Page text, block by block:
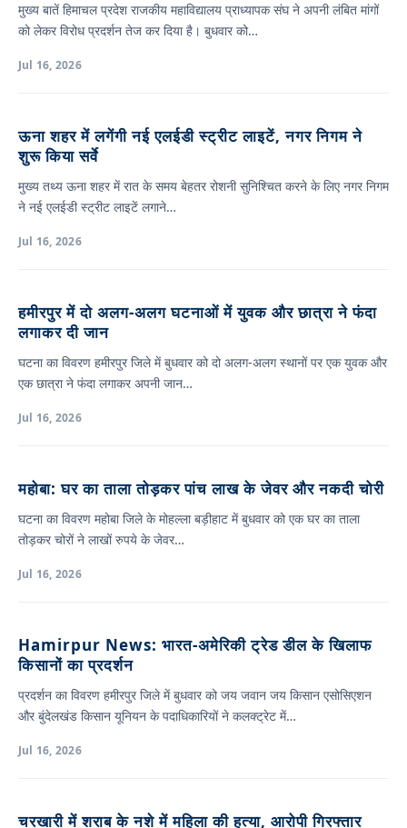
मुख्य बातें हिमाचल प्रदेश राजकीय महाविद्यालय प्राध्यापक संघ ने अपनी लंबित मांगों
को लेकर विरोध प्रदर्शन तेज कर दिया है। बुधवार को…
Jul 16, 2026
ऊना शहर में लगेंगी नई एलईडी स्ट्रीट लाइटें, नगर निगम ने
शुरू किया सर्वे
मुख्य तथ्य ऊना शहर में रात के समय बेहतर रोशनी सुनिश्चित करने के लिए नगर निगम
ने नई एलईडी स्ट्रीट लाइटें लगाने…
Jul 16, 2026
हमीरपुर में दो अलग-अलग घटनाओं में युवक और छात्रा ने फंदा
लगाकर दी जान
घटना का विवरण हमीरपुर जिले में बुधवार को दो अलग-अलग स्थानों पर एक युवक और
एक छात्रा ने फंदा लगाकर अपनी जान…
Jul 16, 2026
महोबा: घर का ताला तोड़कर पांच लाख के जेवर और नकदी चोरी
घटना का विवरण महोबा जिले के मोहल्ला बड़ीहाट में बुधवार को एक घर का ताला
तोड़कर चोरों ने लाखों रुपये के जेवर…
Jul 16, 2026
Hamirpur News: भारत-अमेरिकी ट्रेड डील के खिलाफ
किसानों का प्रदर्शन
प्रदर्शन का विवरण हमीरपुर जिले में बुधवार को जय जवान जय किसान एसोसिएशन
और बुंदेलखंड किसान यूनियन के पदाधिकारियों ने कलक्ट्रेट में…
Jul 16, 2026
चरखारी में शराब के नशे में महिला की हत्या, आरोपी गिरफ्तार